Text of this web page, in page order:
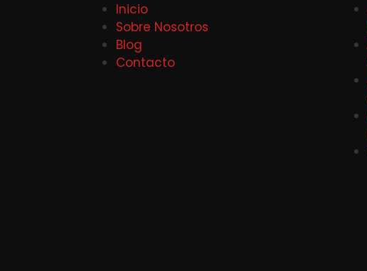
Inicio
Sobre Nosotros
Blog
Contacto